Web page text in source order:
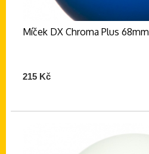
Míček DX Chroma Plus 68mm
215 Kč